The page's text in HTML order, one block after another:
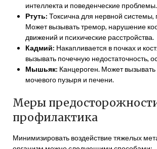
интеллекта и поведенческие проблемы.
Ртуть: Токсична для нервной системы,
Может вызывать тремор, нарушение
движений и психические расстройства.
Кадмий: Накапливается в почках и
вызывать почечную недостаточность,
Мышьяк: Канцероген. Может вызывать
мочевого пузыря и печени.
Меры
профилактика
Минимизировать воздействие тяжелых